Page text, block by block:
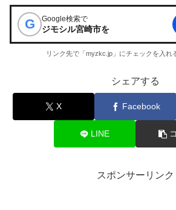
G Google検索で
ジモシル宮崎市を
リンク先で「myzkc.jp」にチェックを入れ
シェアする
X Facebook
LINE
スポンサーリンク